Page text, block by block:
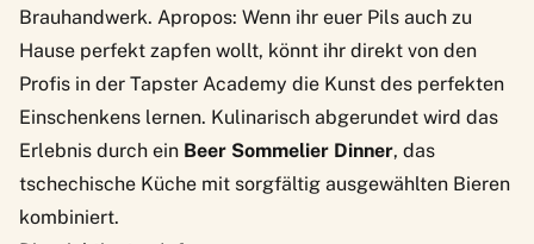
Brauhandwerk. Apropos: Wenn ihr euer Pils auch zu
Hause perfekt zapfen wollt, könnt ihr direkt von den
Profis in der Tapster Academy die Kunst des perfekten
Einschenkens lernen. Kulinarisch abgerundet wird das
Erlebnis durch ein Beer Sommelier Dinner, das
tschechische Küche mit sorgfältig ausgewählten Bieren
kombiniert.